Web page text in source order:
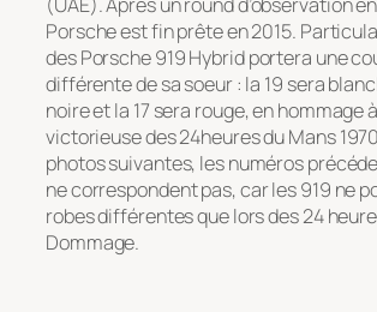
Porsche est fin prête en 2015.
des Porsche 919 Hybrid portera une
différente de sa soeur : la 19 sera
noire et la 17 sera rouge, en hommage
victorieuse des 24heures du Mans
photos suivantes, les numéros
ne correspondent pas, car les 919 ne
robes différentes que lors des 24
Dommage.